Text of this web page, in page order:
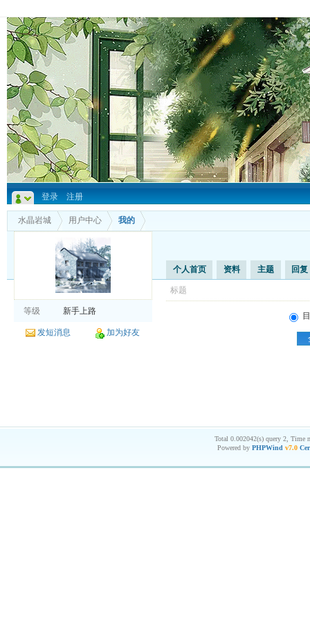
登录 注册
水晶岩城 用户中心 我的
等级 新手上路
发短消息 加为好友
个人首页 资料 主题 回复
标题
Total 0.002042(s) query 2, Time
Powered by PHPWind v7.0